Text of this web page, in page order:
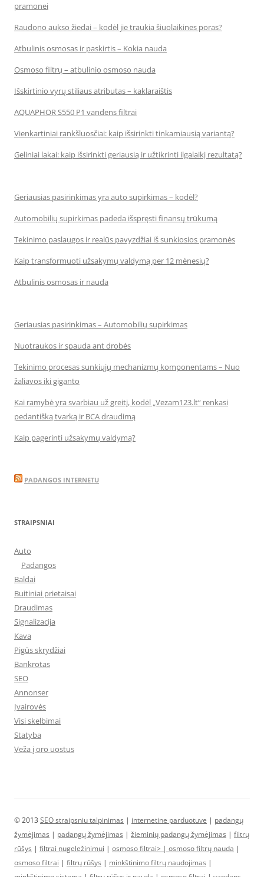
pramonei
Raudono aukso žiedai – kodėl jie traukia šiuolaikines poras?
Atbulinis osmosas ir paskirtis – Kokia nauda
Osmoso filtrų – atbulinio osmoso nauda
Išskirtinio vyrų stiliaus atributas – kaklaraištis
AQUAPHOR S550 P1 vandens filtrai
Vienkartiniai rankšluosčiai: kaip išsirinkti tinkamiausią variantą?
Geliniai lakai: kaip išsirinkti geriausią ir užtikrinti ilgalaikį rezultatą?
Geriausias pasirinkimas yra auto supirkimas – kodėl?
Automobilių supirkimas padeda išspręsti finansų trūkumą
Tekinimo paslaugos ir realūs pavyzdžiai iš sunkiosios pramonės
Kaip transformuoti užsakymų valdymą per 12 mėnesių?
Atbulinis osmosas ir nauda
Geriausias pasirinkimas – Automobilių supirkimas
Nuotraukos ir spauda ant drobės
Tekinimo procesas sunkiųjų mechanizmų komponentams – Nuo
žaliavos iki giganto
Kai ramybė yra svarbiau už greitį, kodėl „Vezam123.lt“ renkasi
pedantišką tvarką ir BCA draudimą
Kaip pagerinti užsakymų valdymą?
PADANGOS INTERNETU
STRAIPSNIAI
Auto
Padangos
Baldai
Buitiniai prietaisai
Draudimas
Signalizacija
Kava
Pigūs skrydžiai
Bankrotas
SEO
Annonser
Įvairovės
Visi skelbimai
Statyba
Veža į oro uostus
© 2013 SEO straipsniu talpinimas | internetine parduotuve | padangų
žymėjimas | padangų žymėjimas | žieminių padangų žymėjimas | filtrų
rūšys | filtrai nugeležinimui | osmoso filtrai> | osmoso filtrų nauda |
osmoso filtrai | filtrų rūšys | minkštinimo filtrų naudojimas |